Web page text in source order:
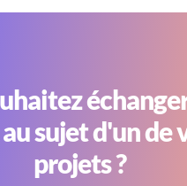
sujet d'un de
projets ?